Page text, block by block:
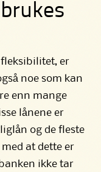
er
noe som kan
enn mange
lånene er
og de fleste
at dette er
ikke tar